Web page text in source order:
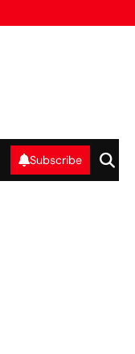
Subscribe